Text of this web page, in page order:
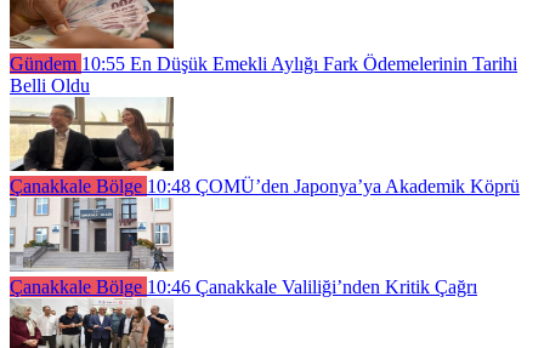
Gündem 10:55 En Düşük Emekli Aylığı Fark Ödemelerinin Tarihi
Belli Oldu
Çanakkale Bölge 10:48 ÇOMÜ’den Japonya’ya Akademik Köprü
Çanakkale Bölge 10:46 Çanakkale Valiliği’nden Kritik Çağrı